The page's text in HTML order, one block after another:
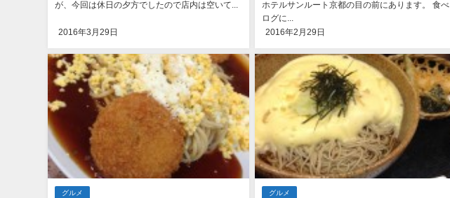
が、今回は休日の夕方でしたので店内は空いて...
2016年3月29日
ホテルサンルート京都の目の前にあります。 食べ
ログに...
2016年2月29日
グルメ グルメ